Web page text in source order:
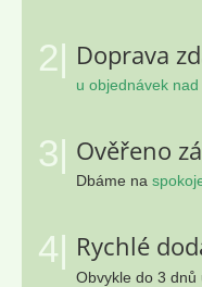
2| Doprava
u objednávek
3| Ověřeno
Dbáme na
4| Rychlé
Obvykle do 3 dnů